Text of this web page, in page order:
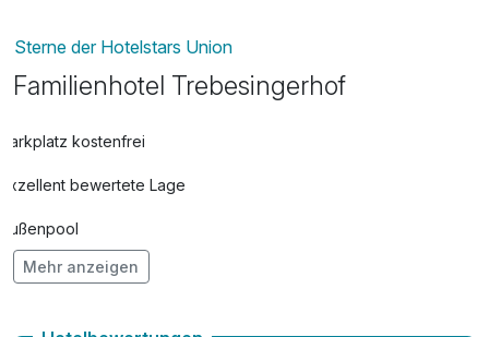
Sterne der Hotelstars Union
Familienhotel Trebesingerhof
Parkplatz kostenfrei
Exzellent bewertete Lage
Außenpool
Vielseitiger Wellnessbereich
Mehr anzeigen